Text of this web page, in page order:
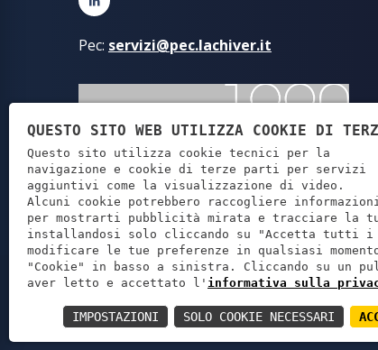
Pec: servizi@pec.lachiver.it
Lachiver
QUESTO SITO WEB UTILIZZA COOKIE DI
Questo sito utilizza cookie tecnici per la
navigazione e cookie di terze parti per servizi
aggiuntivi come la visualizzazione di video.
Alcuni cookie potrebbero raccogliere
per mostrarti pubblicità mirata e tracciare la
installandosi solo cliccando su "Accetta tutti i
modificare le tue preferenze in qualsiasi
"Cookie" in basso a sinistra. Cliccando su un
aver letto e accettato l' informativa sulla
SOLO COOKIE NECESSARI
IMPOSTAZIONI